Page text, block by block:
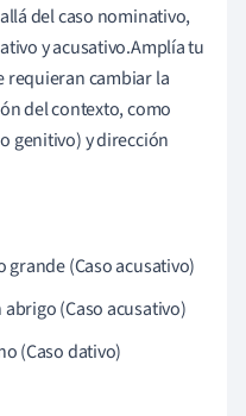
del caso nominativo,
y acusativo.Amplía tu
requieran cambiar la
del contexto, como
genitivo) y dirección
grande (Caso acusativo)
abrigo (Caso acusativo)
(Caso dativo)